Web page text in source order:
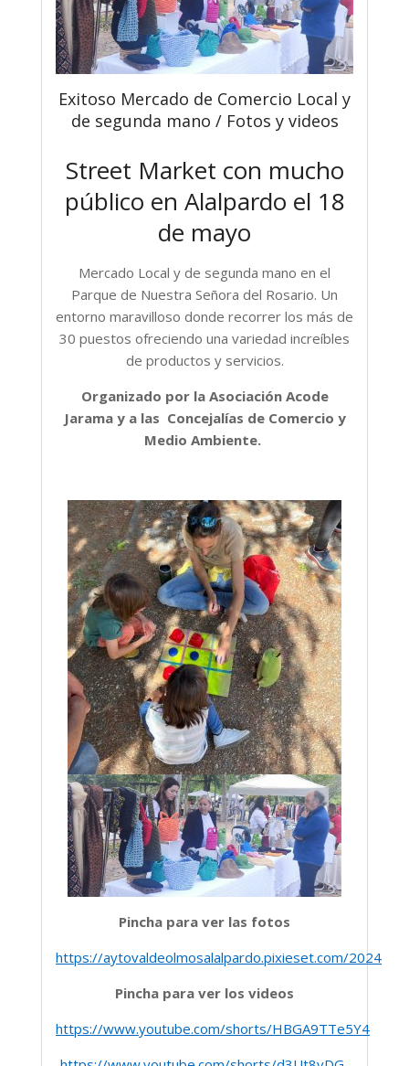
Exitoso Mercado de Comercio Local y
de segunda mano / Fotos y videos
Street Market con mucho
público en Alalpardo el 18
de mayo
Mercado Local y de segunda mano en el
Parque de Nuestra Señora del Rosario. Un
entorno maravilloso donde recorrer los más de
30 puestos ofreciendo una variedad increíbles
de productos y servicios.
Organizado por la Asociación Acode
Jarama y a las Concejalías de Comercio y
Medio Ambiente.
Pincha para ver las fotos
https://aytovaldeolmosalalpardo.pixieset.com/
Pincha para ver los videos
https://www.youtube.com/shorts/HBGA9TTe5Y4